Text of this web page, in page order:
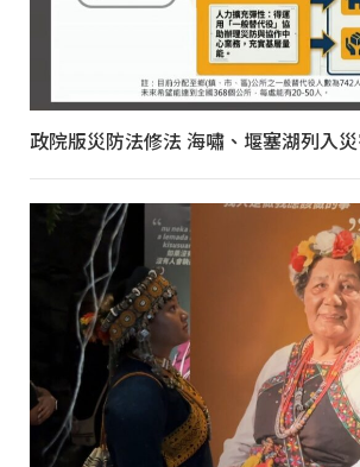
政院版災防法修法 海嘯、堰塞湖列入